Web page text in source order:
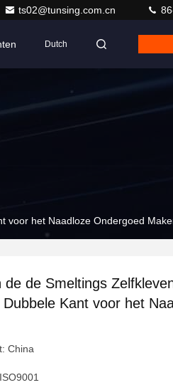
ts02@tunsing.com.cn
Dutch
voor het Naadloze Ondergoed
de de Smeltings
Kant voor het
China